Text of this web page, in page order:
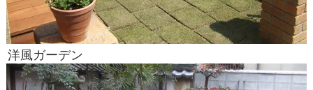
洋風ガーデン